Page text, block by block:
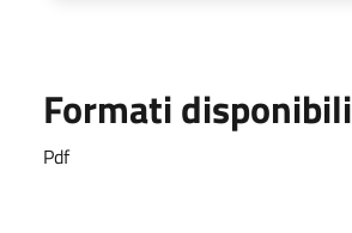
Formati disponibili
Pdf